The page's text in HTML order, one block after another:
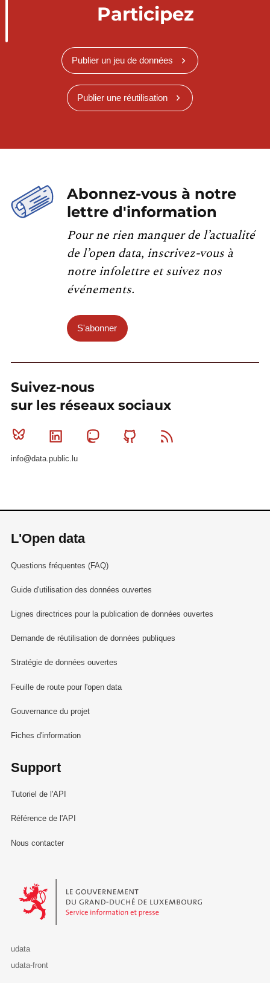
Participez
Publier un jeu de données
Publier une réutilisation
Abonnez-vous à notre
lettre d'information
Pour ne rien manquer de l’actualité
de l’open data, inscrivez-vous à
notre infolettre et suivez nos
événements.
S'abonner
Suivez-nous
sur les réseaux sociaux
Bluesky Linkedin MastodonGithub
info@data.public.lu
L'Open data
Questions fréquentes (FAQ)
Guide d'utilisation des données ouvertes
Lignes directrices pour la publication de données ouvertes
Demande de réutilisation de données publiques
Stratégie de données ouvertes
Feuille de route pour l'open data
Gouvernance du projet
Fiches d'information
Support
Tutoriel de l'API
Référence de l'API
Nous contacter
Le Gouvernement du Grand-Duché de Luxembourg - Service
udata
udata-front